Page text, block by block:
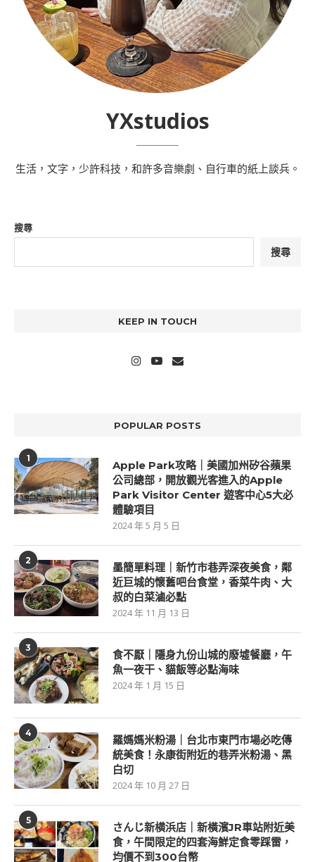
YXstudios
生活，文字，少許科技，和許多音樂劇、自行車的紙上談兵。
搜尋
搜尋
KEEP IN TOUCH
POPULAR POSTS
1
Apple Park攻略｜美國加州矽谷蘋果
公司總部，開放觀光客進入的Apple
Park Visitor Center 遊客中心5大必
體驗項目
2024 年 5 月 5 日
2
墨簡單料理｜新竹市巷弄深夜美食，鄰
近巨城的懷舊吧台食堂，香菜牛肉、大
叔的白菜滷必點
2024 年 11 月 13 日
3
食不厭｜隱身九份山城的廢墟餐廳，午
魚一夜干、貓飯等必點海味
2024 年 1 月 15 日
4
羅媽媽米粉湯｜台北市東門市場必吃傳
統美食！永康街附近的巷弄米粉湯、黑
白切
2024 年 10 月 27 日
5
さんじ新横浜店｜新橫濱JR車站附近美
食，午間限定的四套海鮮定食零踩雷，
均價不到300台幣